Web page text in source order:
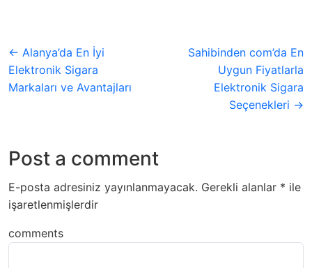
← Alanya’da En İyi
Elektronik Sigara
Markaları ve Avantajları
Sahibinden com’da En
Uygun Fiyatlarla
Elektronik Sigara
Seçenekleri →
Post a comment
E-posta adresiniz yayınlanmayacak. Gerekli alanlar * ile
işaretlenmişlerdir
comments